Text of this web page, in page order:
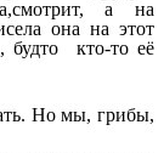
а на
она на этот
будто кто-то её
Но мы, грибы,